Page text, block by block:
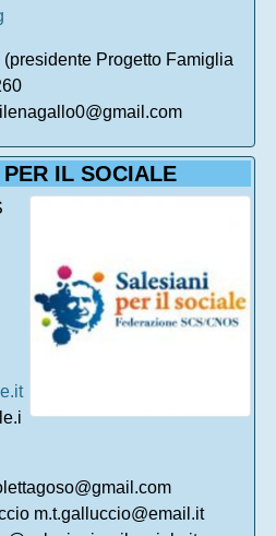
Progetto Famiglia
IL SOCIALE
m.t.galluccio@email.it